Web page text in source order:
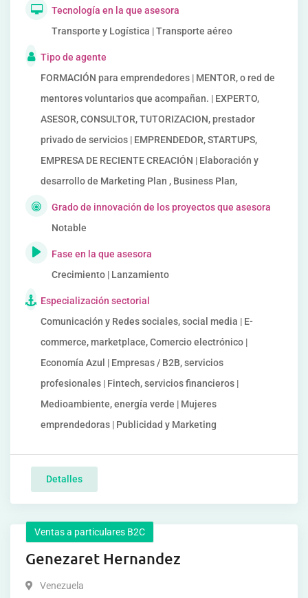
Tecnología en la que asesora
Transporte y Logística | Transporte aéreo
Tipo de agente
FORMACIÓN para emprendedores | MENTOR, o red de
mentores voluntarios que acompañan. | EXPERTO,
ASESOR, CONSULTOR, TUTORIZACION, prestador
privado de servicios | EMPRENDEDOR, STARTUPS,
EMPRESA DE RECIENTE CREACIÓN | Elaboración y
desarrollo de Marketing Plan , Business Plan,
Grado de innovación de los proyectos que asesora
Notable
Fase en la que asesora
Crecimiento | Lanzamiento
Especialización sectorial
Comunicación y Redes sociales, social media | E-
commerce, marketplace, Comercio electrónico |
Economía Azul | Empresas / B2B, servicios
profesionales | Fintech, servicios financieros |
Medioambiente, energía verde | Mujeres
emprendedoras | Publicidad y Marketing
Detalles
Ventas a particulares B2C
Genezaret Hernandez
Venezuela